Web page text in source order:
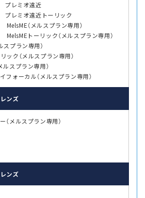
プレミオ遠近
プレミオ遠近トーリック
（メルスプラン専用）
トーリック（メルスプラン専用）
スプラン専用）
ック（メルスプラン専用）
ルスプラン専用）
フォーカル（メルスプラン専用）
ンズ
（メルスプラン専用）
ンズ